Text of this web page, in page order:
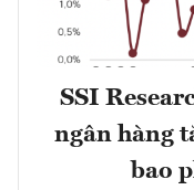
SSI
ngân hàng
bao